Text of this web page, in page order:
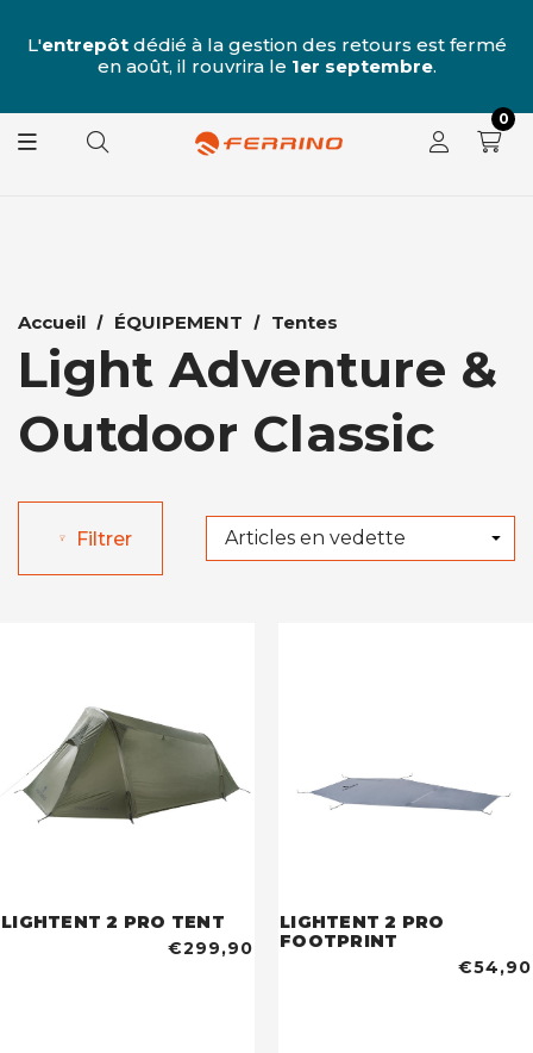
L'entrepôtdédié à la gestion des retours est fermé
en août, il rouvrira le 1er septembre.
0
Accueil ÉQUIPEMENT Tentes
Light Adventure &
Outdoor Classic
Filtrer
LIGHTENT 2 PRO TENT
€299,90
LIGHTENT 2 PRO
FOOTPRINT
€54,90